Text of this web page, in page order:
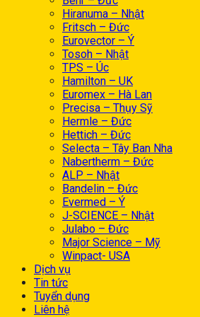
Hiranuma – Nhật
Fritsch – Đức
Eurovector – Ý
Tosoh – Nhật
TPS – Úc
Hamilton – UK
Euromex – Hà Lan
Precisa – Thụy Sỹ
Hermle – Đức
Hettich – Đức
Selecta – Tây Ban Nha
Nabertherm – Đức
ALP – Nhật
Bandelin – Đức
Evermed – Ý
J-SCIENCE – Nhật
Julabo – Đức
Major Science – Mỹ
Winpact- USA
Dịch vụ
Tin tức
Tuyển dụng
Liên hệ